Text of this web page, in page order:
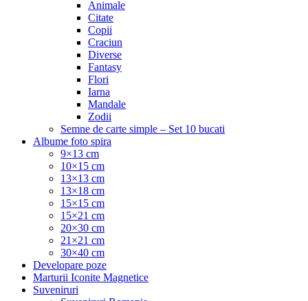
Animale
Citate
Copii
Craciun
Diverse
Fantasy
Flori
Iarna
Mandale
Zodii
Semne de carte simple – Set 10 bucati
Albume foto spira
9×13 cm
10×15 cm
13×13 cm
13×18 cm
15×15 cm
15×21 cm
20×30 cm
21×21 cm
30×40 cm
Developare poze
Marturii Iconite Magnetice
Suveniruri